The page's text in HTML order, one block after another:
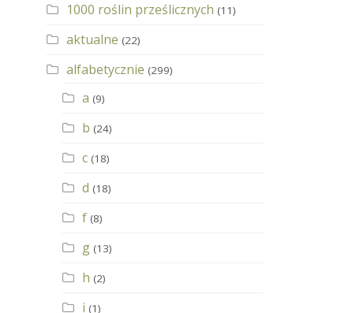
1000 roślin prześlicznych (11)
aktualne (22)
alfabetycznie (299)
a (9)
b (24)
c (18)
d (18)
f (8)
g (13)
h (2)
i (1)